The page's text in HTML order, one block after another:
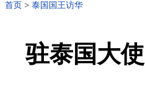
首页 > 泰国国王访华
驻泰国大